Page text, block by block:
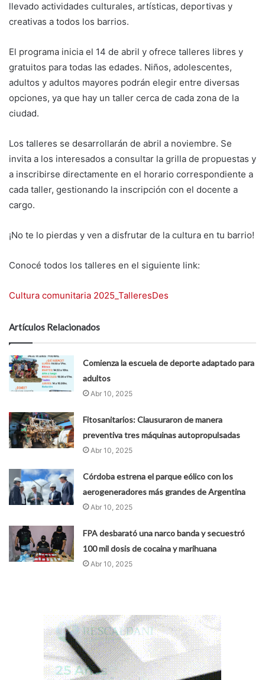
llevado actividades culturales, artísticas, deportivas y
creativas a todos los barrios.
El programa inicia el 14 de abril y ofrece talleres libres y
gratuitos para todas las edades. Niños, adolescentes,
adultos y adultos mayores podrán elegir entre diversas
opciones, ya que hay un taller cerca de cada zona de la
ciudad.
Los talleres se desarrollarán de abril a noviembre. Se
invita a los interesados a consultar la grilla de propuestas y
a inscribirse directamente en el horario correspondiente a
cada taller, gestionando la inscripción con el docente a
cargo.
¡No te lo pierdas y ven a disfrutar de la cultura en tu barrio!
Conocé todos los talleres en el siguiente link:
Cultura comunitaria 2025_TalleresDes
Artículos Relacionados
Comienza la escuela de deporte adaptado para
adultos
Abr 10, 2025
Fitosanitarios: Clausuraron de manera
preventiva tres máquinas autopropulsadas
Abr 10, 2025
Córdoba estrena el parque eólico con los
aerogeneradores más grandes de Argentina
Abr 10, 2025
FPA desbarató una narco banda y secuestró
100 mil dosis de cocaina y marihuana
Abr 10, 2025